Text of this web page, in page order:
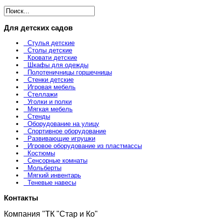
Для детских садов
Стулья детские
Столы детские
Кровати детские
Шкафы для одежды
Полотеничницы горшечницы
Стенки детские
Игровая мебель
Стеллажи
Уголки и полки
Мягкая мебель
Стенды
Оборудование на улицу
Спортивное оборудование
Развивающие игрушки
Игровое оборудование из пластмассы
Костюмы
Сенсорные комнаты
Мольберты
Мягкий инвентарь
Теневые навесы
Контакты
Компания "ТК "Стар и Ко"